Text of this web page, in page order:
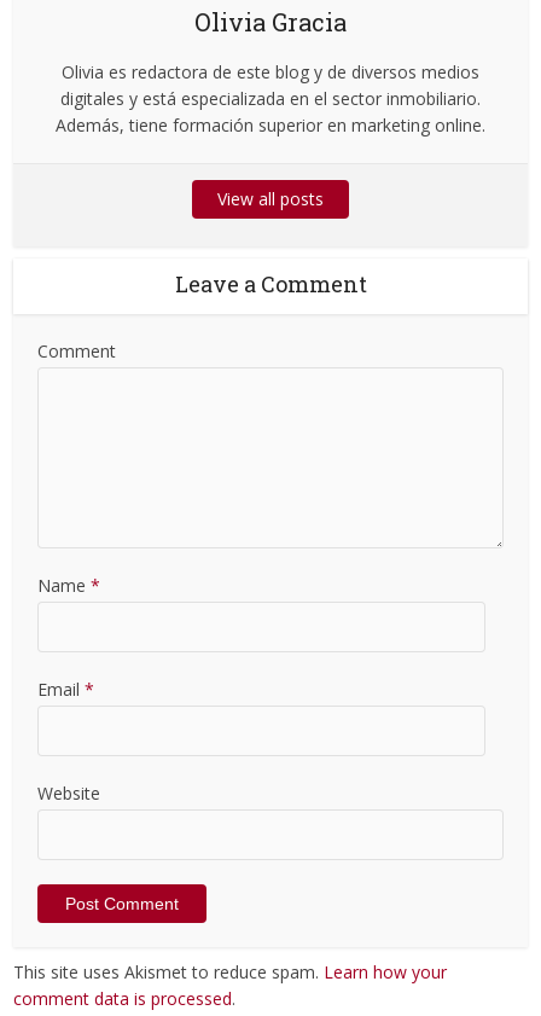
Olivia Gracia
Olivia es redactora de este blog y de diversos medios
digitales y está especializada en el sector inmobiliario.
Además, tiene formación superior en marketing online.
View all posts
Leave a Comment
Comment
Name *
Email *
Website
This site uses Akismet to reduce spam. Learn how your
comment data is processed.